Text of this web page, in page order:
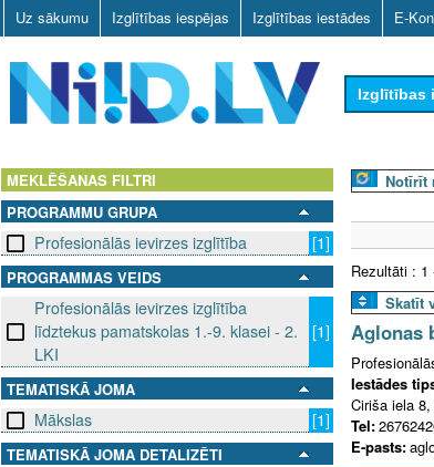
Uz sākumu Izglītības iespējas Izglītības iestādes E-
D
L
V
Izglītības
MEKLĒŠANAS FILTRI
PROGRAMMU GRUPA
Profesionālās ievirzes izglītība [1]
PROGRAMMAS VEIDS
Profesionālās ievirzes izglītība
līdztekus pamatskolas 1.-9. klasei - 2.
LKI
[1]
TEMATISKĀ JOMA
Mākslas [1]
TEMATISKĀ JOMA DETALIZĒTI
Notīrīt
Rezultāti : 1
Skatīt
Aglonas
Iestādes
Ciriša iela
Tel:
E-pasts: